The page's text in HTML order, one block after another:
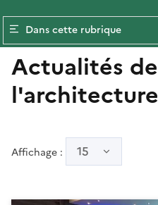
Dans cette rubrique
Actualités de
l'architecture
Affichage : 15